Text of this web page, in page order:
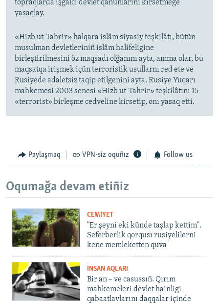
topraqlarda işğalci devlet qanunlarını kirsetmege
yasaqlay.
«Hizb ut-Tahrir» halqara islâm siyasiy teşkilâtı, bütün
musulman devletleriniñ islâm halifeligine
birleştirilmesini öz maqsadı olğanını ayta, amma olar, bu
maqsatqa irişmek içün terroristik usullarnı red ete ve
Rusiyede adaletsiz taqip etilgenini ayta. Rusiye Yuqarı
mahkemesi 2003 senesi «Hizb ut-Tahrir» teşkilâtını 15
«terrorist» birleşme cedveline kirsetip, onı yasaq etti.
Paylaşmaq VPN-siz oquñız Follow us
Oqumağa devam etiñiz
CEMİYET
"Er şeyni eki künde taşlap kettim".
Seferberlik qorqusı rusiyelilerni
kene memleketten quva
İNSAN AQLARI
Bir an – ve casussıñ. Qırım
mahkemeleri devlet hainligi
qabaatlavlarını daqqalar içinde